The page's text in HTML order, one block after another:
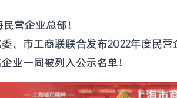
营企业总部！
、市工商联联合发布2022年度民
业一同被列入公示名单！